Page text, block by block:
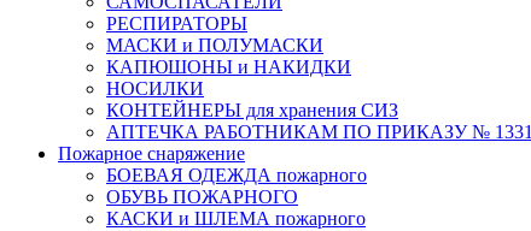
РЕСПИРАТОРЫ
МАСКИ и ПОЛУМАСКИ
КАПЮШОНЫ и НАКИДКИ
НОСИЛКИ
КОНТЕЙНЕРЫ для хранения СИЗ
АПТЕЧКА РАБОТНИКАМ ПО ПРИКАЗУ № 1331
Пожарное снаряжение
БОЕВАЯ ОДЕЖДА пожарного
ОБУВЬ ПОЖАРНОГО
КАСКИ и ШЛЕМА пожарного